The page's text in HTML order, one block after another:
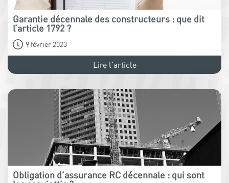
Garantie décennale des constructeurs : que dit
l’article 1792 ?
9 février 2023
Lire l'article
Obligation d’assurance RC décennale : qui sont